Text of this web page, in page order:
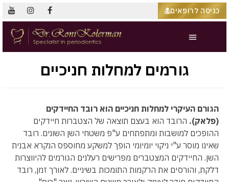
כניסה לרופאים
גורמים למחלות חניכיים
הגורם העיקרי למחלות חניכיים הוא רובד החיידקים
(פלאק). הרובד הוא בעצם תוצאה של הצטברות חיידקים
ההופכים למושבות ומתפתחים ע"פ משטחי השן השונים. רובד
שאינו מוסר ע"י ניקוי יומיומי הופך למשקע מחוספס הנקרא אבנית
השן. החיידקים המצטברים מפרישים רעלנים הגורמים להיווצרות
דלקת, והורסים את הרקמות התומכות בשיניים. לאורך זמן, רובד